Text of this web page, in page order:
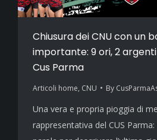
Chiusura dei CNU con un
importante: 9 ori, 2
Cus Parma
Articoli home, CNU By
Una vera e propria pioggia di
rappresentativa del CUS